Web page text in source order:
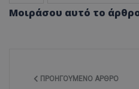
Μοιράσου αυτό το
ΠΡΟΗΓΟΎΜΕΝΟ ΆΡΘΡΟ